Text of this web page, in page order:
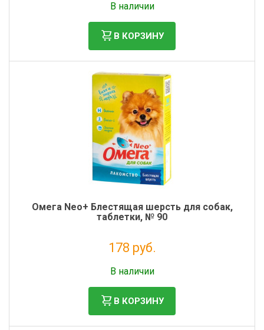
В наличии
В КОРЗИНУ
Омега Neo+ Блестящая шерсть для собак,
таблетки, № 90
178 руб.
В наличии
В КОРЗИНУ